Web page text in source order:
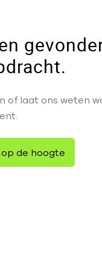
of laat ons weten
op de hoogte